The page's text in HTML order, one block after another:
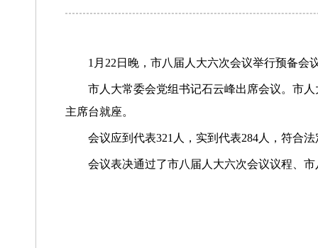
1月22日晚，市八届人大六次会议举行预备会
市人大常委会党组书记石云峰出席会议。市
主席台就座。
会议应到代表321人，实到代表284人，符合
会议表决通过了市八届人大六次会议议程、